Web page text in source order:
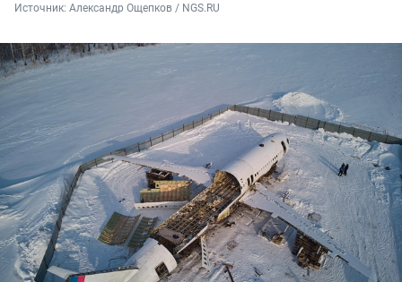
Источник: Александр Ощепков / NGS.RU